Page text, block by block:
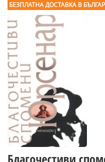
БЕЗПЛАТНА ДОСТАВКА В